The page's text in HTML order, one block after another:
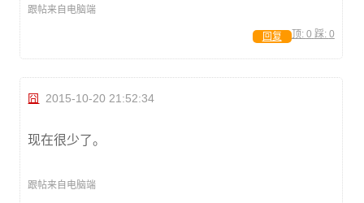
跟帖来自电脑端
顶: 0 踩: 0
回复
囧 2015-10-20 21:52:34
现在很少了。
跟帖来自电脑端